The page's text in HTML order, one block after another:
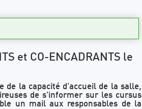
et CO-ENCADRANTS le
de la capacité d'accueil de la salle,
de s'informer sur les cursus
un mail aux responsables de la